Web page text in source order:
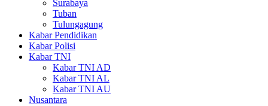
Surabaya
Tuban
Tulungagung
Kabar Pendidikan
Kabar Polisi
Kabar TNI
Kabar TNI AD
Kabar TNI AL
Kabar TNI AU
Nusantara